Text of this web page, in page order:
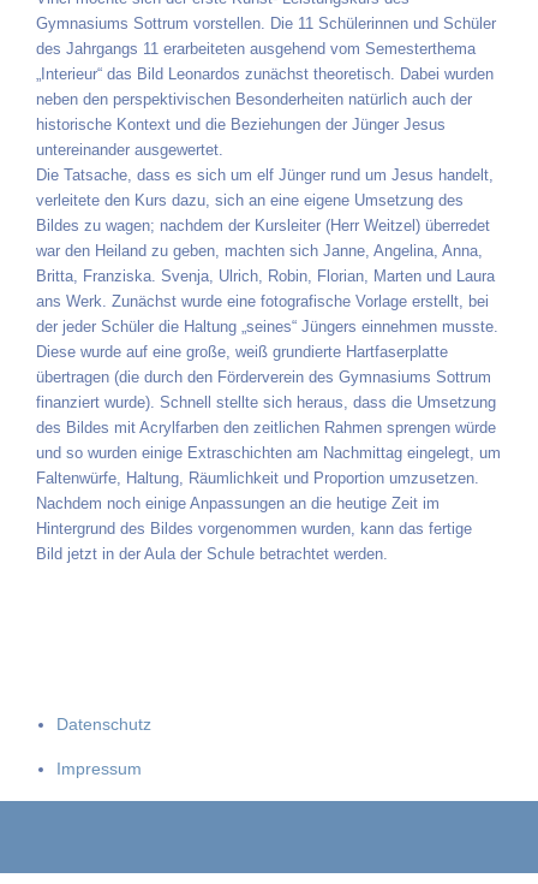
Gymnasiums Sottrum vorstellen. Die 11 Schülerinnen und Schüler
des Jahrgangs 11 erarbeiteten ausgehend vom Semesterthema
„Interieur“ das Bild Leonardos zunächst theoretisch. Dabei wurden
neben den perspektivischen Besonderheiten natürlich auch der
historische Kontext und die Beziehungen der Jünger Jesus
untereinander ausgewertet.
Die Tatsache, dass es sich um elf Jünger rund um Jesus handelt,
verleitete den Kurs dazu, sich an eine eigene Umsetzung des
Bildes zu wagen; nachdem der Kursleiter (Herr Weitzel) überredet
war den Heiland zu geben, machten sich Janne, Angelina, Anna,
Britta, Franziska. Svenja, Ulrich, Robin, Florian, Marten und Laura
ans Werk. Zunächst wurde eine fotografische Vorlage erstellt, bei
der jeder Schüler die Haltung „seines“ Jüngers einnehmen musste.
Diese wurde auf eine große, weiß grundierte Hartfaserplatte
übertragen (die durch den Förderverein des Gymnasiums Sottrum
finanziert wurde). Schnell stellte sich heraus, dass die Umsetzung
des Bildes mit Acrylfarben den zeitlichen Rahmen sprengen würde
und so wurden einige Extraschichten am Nachmittag eingelegt, um
Faltenwürfe, Haltung, Räumlichkeit und Proportion umzusetzen.
Nachdem noch einige Anpassungen an die heutige Zeit im
Hintergrund des Bildes vorgenommen wurden, kann das fertige
Bild jetzt in der Aula der Schule betrachtet werden.
Datenschutz
Impressum